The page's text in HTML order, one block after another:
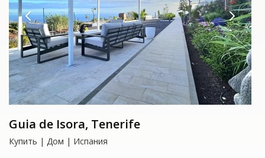
Guia de Isora, Tenerife
Купить | Дом | Испания